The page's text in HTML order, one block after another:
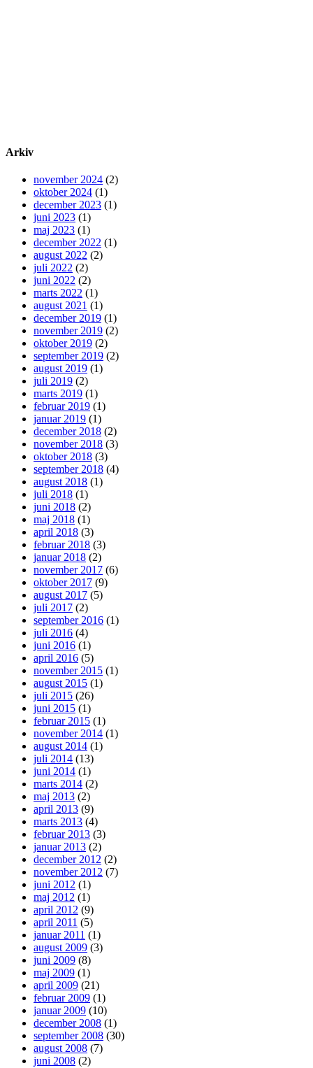
Arkiv
november 2024 (2)
oktober 2024 (1)
december 2023 (1)
juni 2023 (1)
maj 2023 (1)
december 2022 (1)
august 2022 (2)
juli 2022 (2)
juni 2022 (2)
marts 2022 (1)
august 2021 (1)
december 2019 (1)
november 2019 (2)
oktober 2019 (2)
september 2019 (2)
august 2019 (1)
juli 2019 (2)
marts 2019 (1)
februar 2019 (1)
januar 2019 (1)
december 2018 (2)
november 2018 (3)
oktober 2018 (3)
september 2018 (4)
august 2018 (1)
juli 2018 (1)
juni 2018 (2)
maj 2018 (1)
april 2018 (3)
februar 2018 (3)
januar 2018 (2)
november 2017 (6)
oktober 2017 (9)
august 2017 (5)
juli 2017 (2)
september 2016 (1)
juli 2016 (4)
juni 2016 (1)
april 2016 (5)
november 2015 (1)
august 2015 (1)
juli 2015 (26)
juni 2015 (1)
februar 2015 (1)
november 2014 (1)
august 2014 (1)
juli 2014 (13)
juni 2014 (1)
marts 2014 (2)
maj 2013 (2)
april 2013 (9)
marts 2013 (4)
februar 2013 (3)
januar 2013 (2)
december 2012 (2)
november 2012 (7)
juni 2012 (1)
maj 2012 (1)
april 2012 (9)
april 2011 (5)
januar 2011 (1)
august 2009 (3)
juni 2009 (8)
maj 2009 (1)
april 2009 (21)
februar 2009 (1)
januar 2009 (10)
december 2008 (1)
september 2008 (30)
august 2008 (7)
juni 2008 (2)